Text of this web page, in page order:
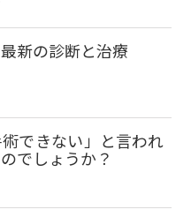
新の診断と治療
できない」と言われ
でしょうか？